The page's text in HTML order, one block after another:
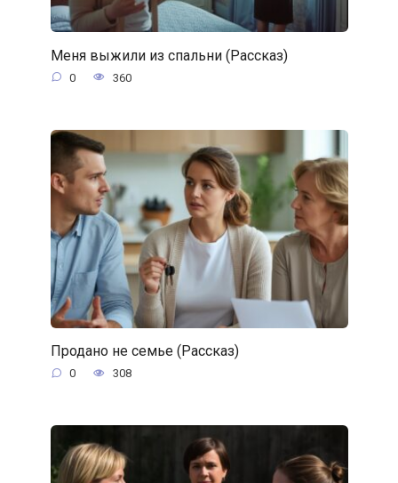
Меня выжили из спальни (Рассказ)
0 360
Продано не семье (Рассказ)
0 308